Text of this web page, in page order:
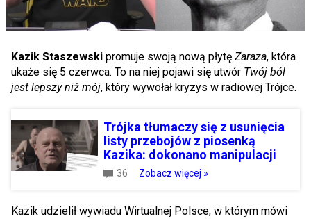
Kazik Staszewski promuje swoją nową płytę Zaraza, która
ukaże się 5 czerwca. To na niej pojawi się utwór Twój ból
jest lepszy niż mój, który wywołał kryzys w radiowej Trójce.
Trójka tłumaczy się z usunięcia
listy przebojów z piosenką
Kazika: dokonano manipulacji
36 Zobacz więcej »
Kazik udzielił wywiadu Wirtualnej Polsce, w którym mówi